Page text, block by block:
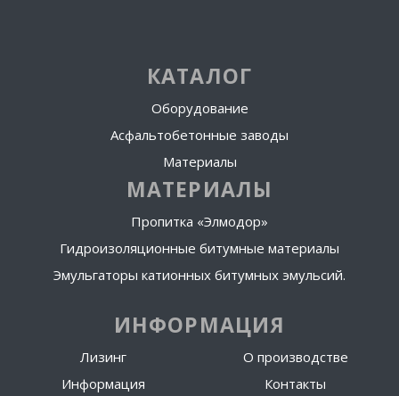
КАТАЛОГ
Оборудование
Асфальтобетонные заводы
Материалы
МАТЕРИАЛЫ
Пропитка «Элмодор»
Гидроизоляционные битумные материалы
Эмульгаторы катионных битумных эмульсий.
ИНФОРМАЦИЯ
Лизинг
Информация
О производстве
Контакты